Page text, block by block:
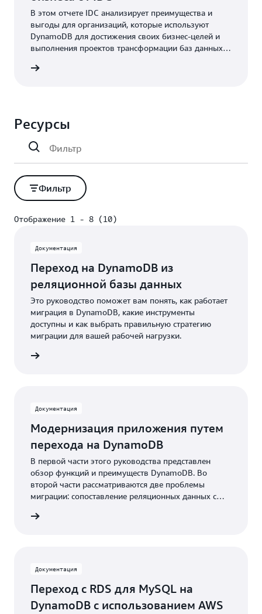
В этом отчете IDC анализирует преимущества и
выгоды для организаций, которые используют
DynamoDB для достижения своих бизнес-целей и
выполнения проектов трансформации баз данных.
составляет 8,48 млн USD в год, а окупаемость
Ресурсы
Фильтр
Отображение 1 - 8 (10)
Документация
Переход на DynamoDB из
реляционной базы данных
Это руководство поможет вам понять, как работает
миграция в DynamoDB, какие инструменты
доступны и как выбрать правильную стратегию
миграции для вашей рабочей нагрузки.
Документация
Модернизация приложения путем
перехода на DynamoDB
В первой части этого руководства представлен
обзор функций и преимуществ DynamoDB. Во
второй части рассматриваются две проблемы
миграции: сопоставление реляционных данных с
поддержки операций CRUD в DynamoDB.
Документация
Переход с RDS для MySQL на
DynamoDB с использованием AWS